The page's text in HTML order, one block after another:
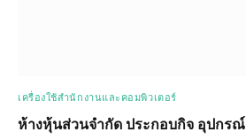
เครื่องใช้สำนักงานและคอมพิวเตอร์
ห้างหุ้นส่วนจำกัด ประกอบกิจ อุปกรณ์